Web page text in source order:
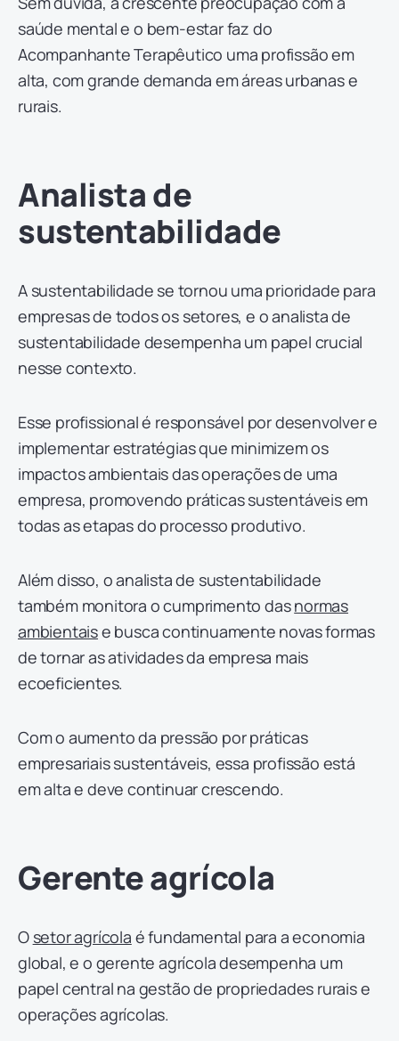
saúde mental e o bem-estar faz do
Acompanhante Terapêutico uma profissão em
alta, com grande demanda em áreas urbanas e
rurais.
Analista de
sustentabilidade
A sustentabilidade se tornou uma prioridade para
empresas de todos os setores, e o analista de
sustentabilidade desempenha um papel crucial
nesse contexto.
Esse profissional é responsável por desenvolver e
implementar estratégias que minimizem os
impactos ambientais das operações de uma
empresa, promovendo práticas sustentáveis em
todas as etapas do processo produtivo.
Além disso, o analista de sustentabilidade
também monitora o cumprimento dasnormas
ambientaise busca continuamente novas formas
de tornar as atividades da empresa mais
ecoeficientes.
Com o aumento da pressão por práticas
empresariais sustentáveis, essa profissão está
em alta e deve continuar crescendo.
Gerente agrícola
O setor agrícola é fundamental para a economia
global, e o gerente agrícola desempenha um
papel central na gestão de propriedades rurais e
operações agrícolas.